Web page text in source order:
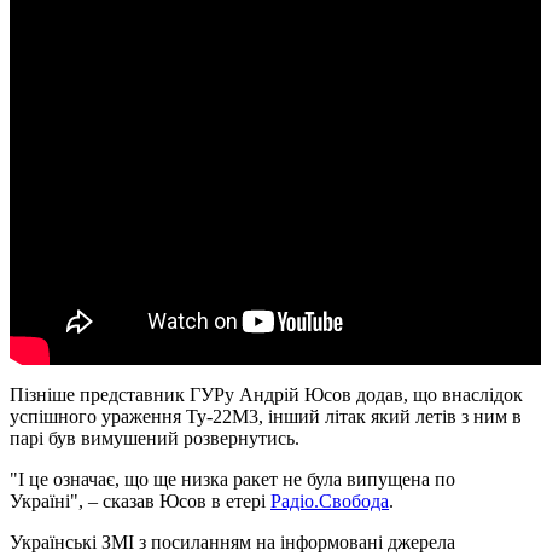
Пізніше представник ГУРу Андрій Юсов додав, що внаслідок
успішного ураження Ту-22М3, інший літак який летів з ним в
парі був вимушений розвернутись.
"І це означає, що ще низка ракет не була випущена по
Україні", – сказав Юсов в етері Радіо.Свобода.
Українські ЗМІ з посиланням на інформовані джерела